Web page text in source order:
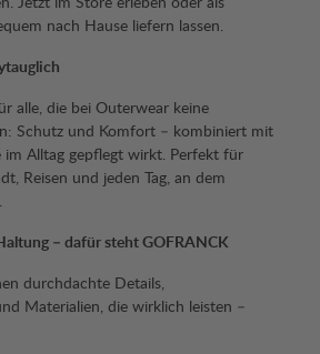
nach Hause liefern lassen.
alle, die bei Outerwear keine
Schutz und Komfort – kombiniert mit
im Alltag gepflegt wirkt. Perfekt für
Reisen und jeden Tag, an dem
– dafür steht GOFRANCK
durchdachte Details,
Materialien, die wirklich leisten –